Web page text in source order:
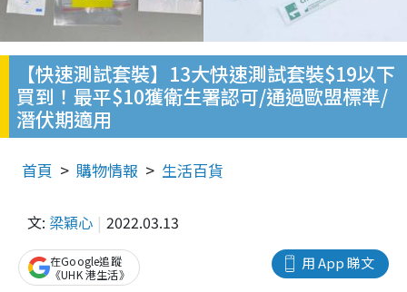
【快速測試套裝】13大快速測試套裝$19以下
買到！最平$10獲衛生署認可/通過歐盟標準/
潛伏期適用
首頁 購物情報 生活百貨
文: 梁穎心 2022.03.13
用 App 睇文
在Google追蹤
《UHK 港生活》